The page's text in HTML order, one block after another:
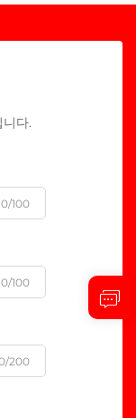
다.
0/100
0/100
200